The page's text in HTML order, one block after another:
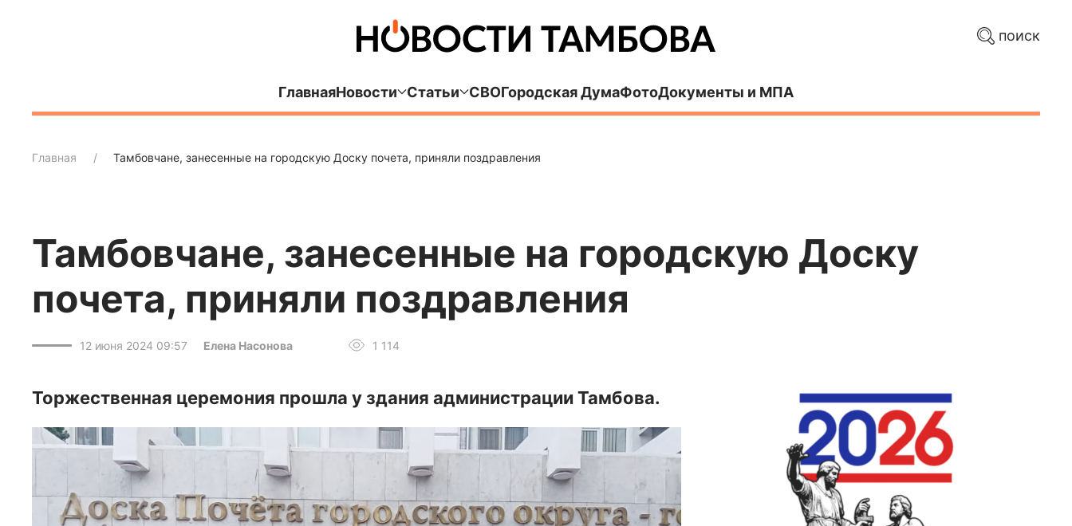
поиск
ГлавнаяНовости Статьи СВОГородская ДумаФотоДокументы и МПА
Главная Тамбовчане, занесенные на городскую Доску почета, приняли поздравления
Тамбовчане, занесенные на городскую Доску
почета, приняли поздравления
12 июня 2024 09:57 Елена Насонова 1 114
Торжественная церемония прошла у здания администрации Тамбова.